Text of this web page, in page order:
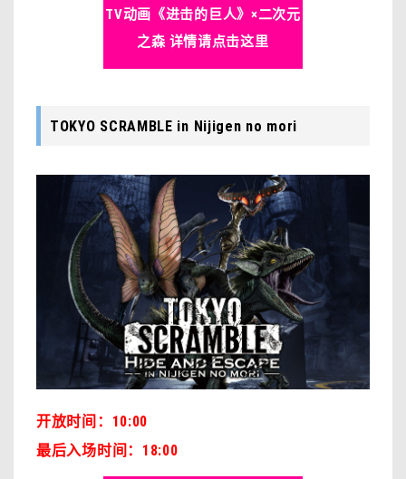
TV动画《进击的巨人》×二次元
之森 详情请点击这里
TOKYO SCRAMBLE in Nijigen no mori
开放时间：10:00
最后入场时间：18:00